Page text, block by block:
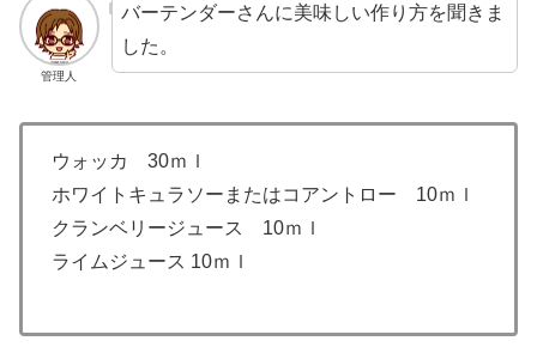
管理人
バーテンダーさんに美味しい作り方を聞きま
した。
ウォッカ 30ｍｌ
ホワイトキュラソーまたはコアントロー 10ｍｌ
クランベリージュース 10ｍｌ
ライムジュース 10ｍｌ